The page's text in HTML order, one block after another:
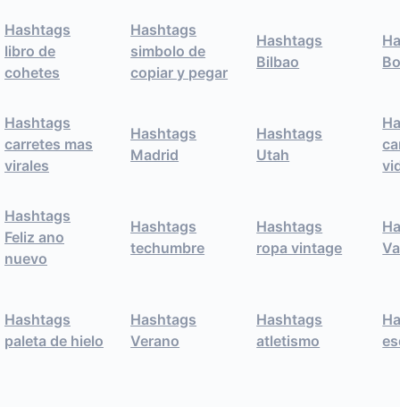
Hashtags
libro de
cohetes
Hashtags
simbolo de
copiar y pegar
Hashtags
Bilbao
Hashtags
carretes mas
virales
Hashtags
Madrid
Hashtags
Utah
Hashtags
Feliz ano
nuevo
Hashtags
techumbre
Hashtags
ropa vintage
Hashtags
paleta de hielo
Hashtags
Verano
Hashtags
atletismo